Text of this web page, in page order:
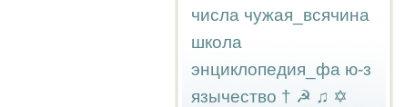
числа чужая_всячина
школа
энциклопедия_фа ю-з
язычество † ☭ ♫ ✡